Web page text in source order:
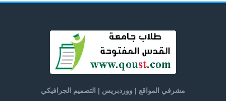
مشرفي المواقع | ووردبريس | التصميم الجرافيكي